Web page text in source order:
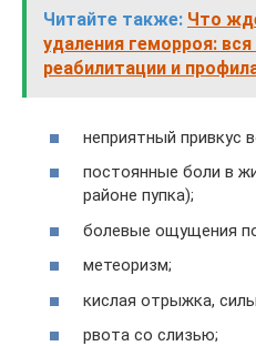
Читайте также: Что
удаления геморроя:
реабилитации и
неприятный привкус
постоянные боли в
районе пупка);
болевые ощущения
метеоризм;
кислая отрыжка,
рвота со слизью;